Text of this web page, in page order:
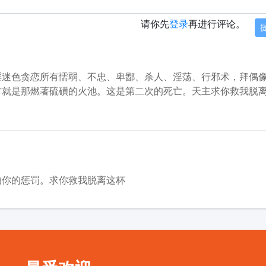
请你先登录再进行评论。
色贪恋所有懦弱、不忠、卑鄙、杀人、淫荡、行邪术，拜偶像
是那燃著硫磺的火池。这是第二次的死亡。天主求你救我脱
的惩罚。求你救我脱离这杯